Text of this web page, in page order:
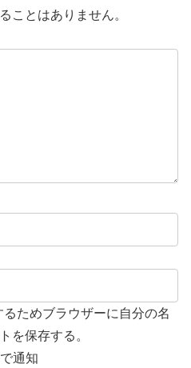
ことはありません。
ためブラウザーに自分の名
を保存する。
通知